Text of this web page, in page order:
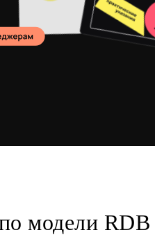
модели RDB